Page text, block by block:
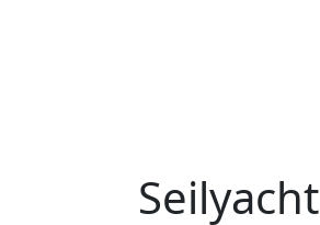
Seilyacht